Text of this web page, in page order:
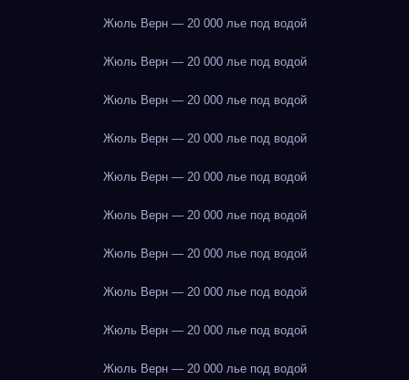
Жюль Верн — 20 000 лье под водой
Жюль Верн — 20 000 лье под водой
Жюль Верн — 20 000 лье под водой
Жюль Верн — 20 000 лье под водой
Жюль Верн — 20 000 лье под водой
Жюль Верн — 20 000 лье под водой
Жюль Верн — 20 000 лье под водой
Жюль Верн — 20 000 лье под водой
Жюль Верн — 20 000 лье под водой
Жюль Верн — 20 000 лье под водой